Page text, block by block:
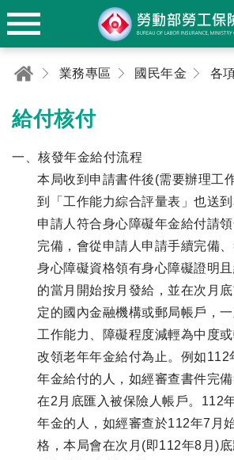
業務專區 國民年金 各
給付核付
一、核發年金給付流程
本局收到申請書件後(需要辦理工
到「工作能力綜合評量表」也送
申請人符合身心障礙年金給付請
完備，會從申請人申請手續完備
身心障礙資格領有身心障礙證明
的當月開始按月發給，並在次月
定的國內金融機構或郵局帳戶，
工作能力、障礙程度減輕為中度
改領老年年金給付為止。例如112
年金給付的人，如經審查書件完
在2月底匯入被保險人帳戶。112
年金的人，如經審查於112年7月
格，本局會在次月(即112年8月)